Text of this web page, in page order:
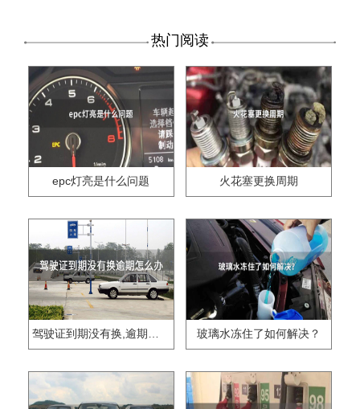
热门阅读
epc灯亮是什么问题 火花塞更换周期
驾驶证到期没有换,逾期怎么办?? 玻璃水冻住了如何解决？